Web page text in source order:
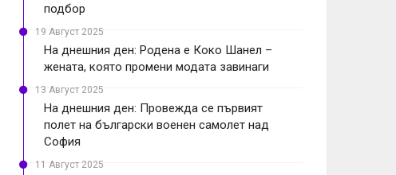
подбор
19 Август 2025
На днешния ден: Родена е Коко Шанел –
жената, която промени модата завинаги
13 Август 2025
На днешния ден: Провежда се първият
полет на български военен самолет над
София
11 Август 2025